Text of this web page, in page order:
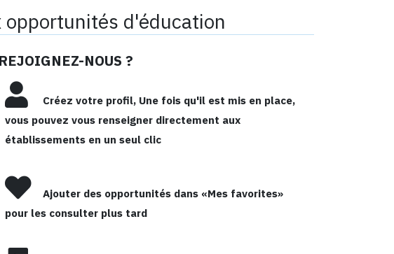
d'éducation
REJOIGNEZ-NOUS ?
Créez votre profil, Une fois qu'il est mis en place,
vous pouvez vous renseigner directement aux
établissements en un seul clic
Ajouter des opportunités dans «Mes favorites»
pour les consulter plus tard